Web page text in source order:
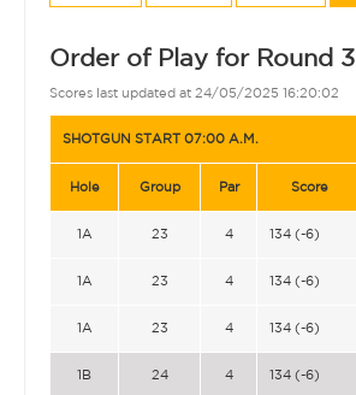
Order of Play for Round 3
Scores last updated at 24/05/2025 16:20:02
SHOTGUN START 07:00 A.M.
Hole Group Par Score
1A 23 4 134 (-6)
1A 23 4 134 (-6)
1A 23 4 134 (-6)
1B 24 4 134 (-6)